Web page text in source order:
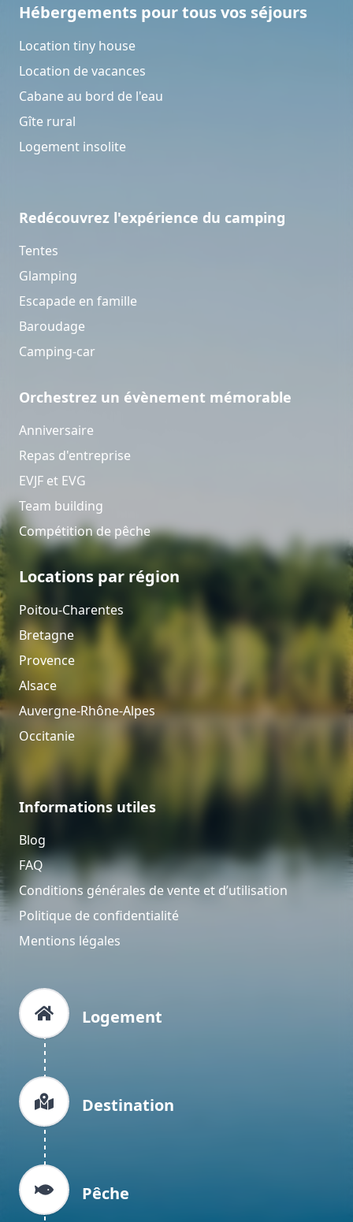
Hébergements pour tous vos séjours
Location tiny house
Location de vacances
Cabane au bord de l'eau
Gîte rural
Logement insolite
Redécouvrez l'expérience du camping
Tentes
Glamping
Escapade en famille
Baroudage
Camping-car
Orchestrez un évènement mémorable
Anniversaire
Repas d'entreprise
EVJF et EVG
Team building
Compétition de pêche
Locations par région
Poitou-Charentes
Bretagne
Provence
Alsace
Auvergne-Rhône-Alpes
Occitanie
Informations utiles
Blog
FAQ
Conditions générales de vente et d’utilisation
Politique de confidentialité
Mentions légales
Logement
Destination
Pêche